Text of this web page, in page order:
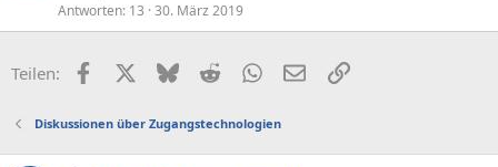
Antworten 13 30. März 2019
Teilen: FacebookX (Twitter)
BlueskyRedditWhatsApp
E-MailLink
Diskussionen über Zugangstechnologien